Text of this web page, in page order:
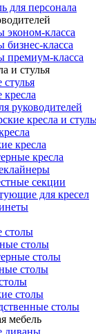
для персонала
эконом-класса
бизнес-класса
премиум-класса
и стулья
руководителей
кресла и
кресла
кресла
секции
для кресел
столы
столы
столы
столы
столы
столы
мебель
диваны